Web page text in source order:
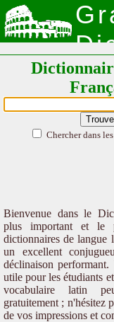
Chercher dans
Bienvenue dans le
plus important et le
dictionnaires de langue
un excellent
déclinaison performant.
utile pour les étudiants
vocabulaire latin
gratuitement ; n'hésitez
de vos impressions et